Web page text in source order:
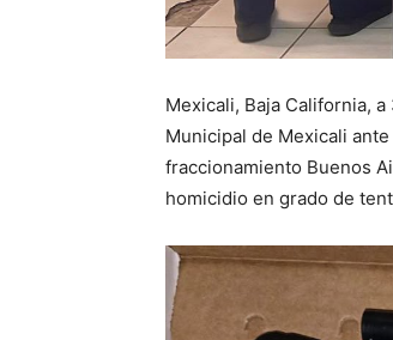
Mexicali, Baja California,
Municipal de Mexicali
fraccionamiento Buenos
homicidio en grado de